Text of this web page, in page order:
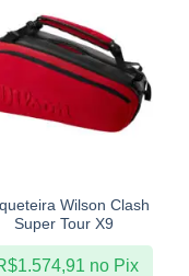
Wilson Clash
Super Tour X9
1.574,91 no Pix